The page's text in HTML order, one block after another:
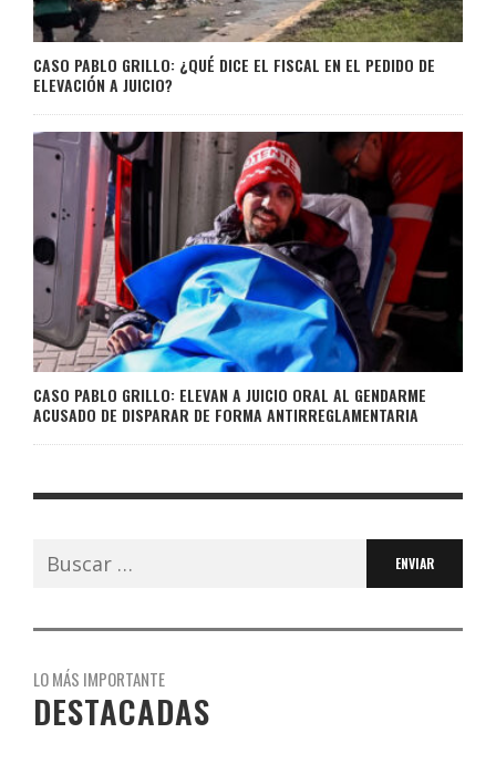
CASO PABLO GRILLO: ¿QUÉ DICE EL FISCAL EN EL PEDIDO DE
ELEVACIÓN A JUICIO?
CASO PABLO GRILLO: ELEVAN A JUICIO ORAL AL GENDARME
ACUSADO DE DISPARAR DE FORMA ANTIRREGLAMENTARIA
Buscar:
LO MÁS IMPORTANTE
DESTACADAS